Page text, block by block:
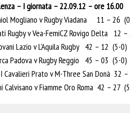
– I giornata – 22.09.12 – ore 16.00
Mogliano v Rugby Viadana 11 – 26
Rugby v Vea-FemiCZ Rovigo Delta 12
Lazio v L’Aquila Rugby 42 – 12 (5-0)
Padova v Rugby Reggio 45 – 03 (5-0)
Cavalieri Prato v M-Three San Donà 32
Calvisano v Fiamme Oro Roma 42 – 27